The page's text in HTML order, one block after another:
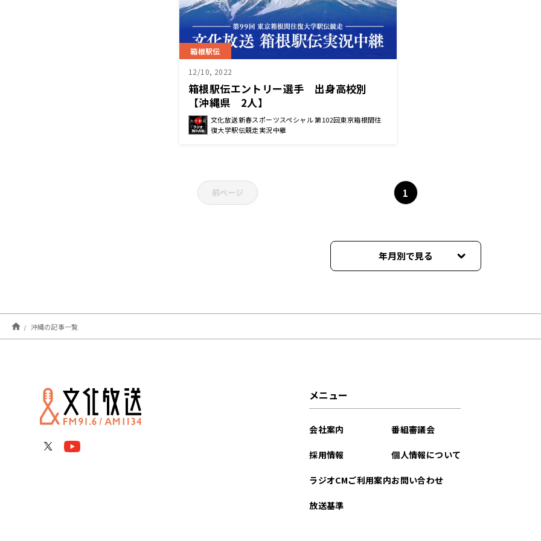
箱根駅伝
12/10, 2022
箱根駅伝エントリー選手 出身高校別
【沖縄県 2人】
文化放送新春スポーツスペシャル 第102回東京箱根間往
復大学駅伝競走実況中継
前ページ 1
年月別で見る
2024年11月
2024年09月
沖縄の記事一覧
メニュー
会社案内
採用情報
ラジオCMご利用案内
放送基準
番組審議会
個人情報について
お問い合わせ